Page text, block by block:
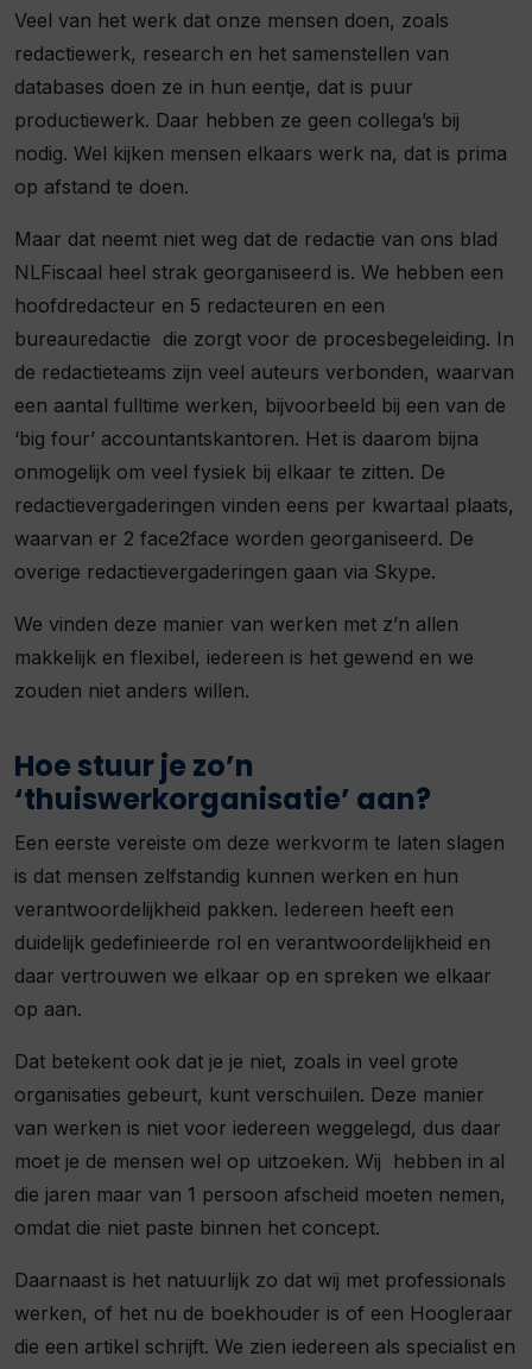
Veel van het werk dat onze mensen doen, zoals
redactiewerk, research en het samenstellen van
databases doen ze in hun eentje, dat is puur
productiewerk. Daar hebben ze geen collega’s bij
nodig. Wel kijken mensen elkaars werk na, dat is prima
op afstand te doen.
Maar dat neemt niet weg dat de redactie van ons blad
NLFiscaal heel strak georganiseerd is. We hebben een
hoofdredacteur en 5 redacteuren en een
bureauredactie die zorgt voor de procesbegeleiding. In
de redactieteams zijn veel auteurs verbonden, waarvan
een aantal fulltime werken, bijvoorbeeld bij een van de
‘big four’ accountantskantoren. Het is daarom bijna
onmogelijk om veel fysiek bij elkaar te zitten. De
redactievergaderingen vinden eens per kwartaal plaats,
waarvan er 2 face2face worden georganiseerd. De
overige redactievergaderingen gaan via Skype.
We vinden deze manier van werken met z’n allen
makkelijk en flexibel, iedereen is het gewend en we
zouden niet anders willen.
Hoe stuur je zo’n
‘thuiswerkorganisatie’ aan?
Een eerste vereiste om deze werkvorm te laten slagen
is dat mensen zelfstandig kunnen werken en hun
verantwoordelijkheid pakken. Iedereen heeft een
duidelijk gedefinieerde rol en verantwoordelijkheid en
daar vertrouwen we elkaar op en spreken we elkaar
op aan.
Dat betekent ook dat je je niet, zoals in veel grote
organisaties gebeurt, kunt verschuilen. Deze manier
van werken is niet voor iedereen weggelegd, dus daar
moet je de mensen wel op uitzoeken. Wij hebben in al
die jaren maar van 1 persoon afscheid moeten nemen,
omdat die niet paste binnen het concept.
Daarnaast is het natuurlijk zo dat wij met professionals
werken, of het nu de boekhouder is of een Hoogleraar
die een artikel schrijft. We zien iedereen als specialist en